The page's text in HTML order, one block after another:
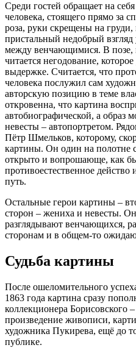
Среди гостей обращает на
человека, стоящего прямо за
роза, руки скрещены на
пристальный недобрый взгляд
между венчающимися. В позе,
читается негодование,
выдержке. Считается, что
человека послужил сам
авторскую позицию в теме
откровенна, что картина
автобиографической, а образ
невесты – автопортретом.
Пётр Шмельков, которому,
картины. Он один на полотне
открыто и вопрошающе, как
противоестественное
путь.
Остальные герои картины –
сторон – жениха и невесты.
разглядывают венчающихся,
сторонам и в общем-то
Судьба картины
После ошеломительного
1863 года картина сразу
коллекционера Борисовского
произведение живописи,
художника Пукирева, ещё до
публике.